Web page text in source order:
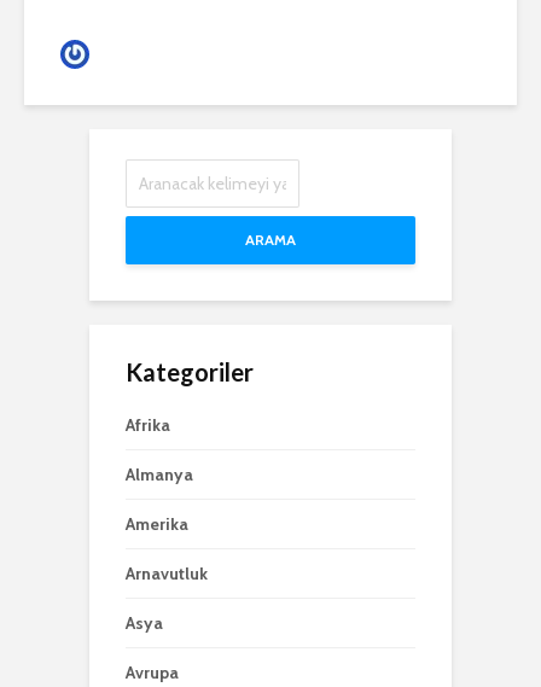
ARAMA
Kategoriler
Afrika
Almanya
Amerika
Arnavutluk
Asya
Avrupa